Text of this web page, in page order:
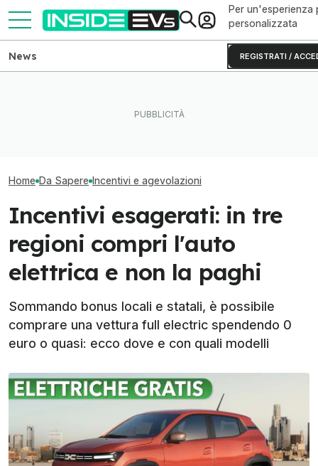
Per un'esperienza
personalizzata
REGISTRATI /
News
Home Da Sapere Incentivi e agevolazioni
Incentivi esagerati: in tre
regioni compri l'auto
elettrica e non la paghi
Sommando bonus locali e statali, è possibile
comprare una vettura full electric spendendo 0
euro o quasi: ecco dove e con quali modelli